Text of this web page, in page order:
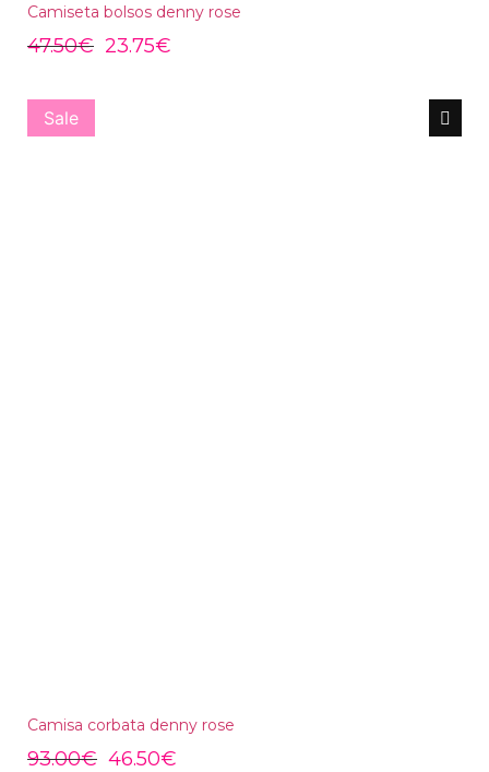
Camiseta bolsos denny rose
47.50€ 23.75€
Sale
Camisa corbata denny rose
93.00€ 46.50€